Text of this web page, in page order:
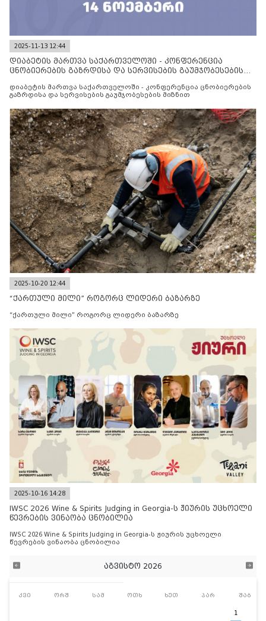
2025-11-13 12:44
დიაბეტის მართვა საქართველოში - კონფერენცია
ცნობიერების გაზრდისა და სერვისების გაუმჯობესების
დიაბეტის მართვა საქართველოში - კონფერენცია ცნობიერების
გაზრდისა და სერვისების გაუმჯობესების მიზნით
2025-10-20 12:44
“ქართული მილი” როგორც ლიდერი ბაზარზე
“ქართული მილი” როგორც ლიდერი ბაზარზე
2025-10-16 14:28
IWSC 2026 Wine & Spirits Judging in Georgia-ს ჟიურის უცხოელი
წევრების ვინაობა ცნობილია
IWSC 2026 Wine & Spirits Judging in Georgia-ს ჟიურის უცხოელი
წევრების ვინაობა ცნობილია
აგვისტო 2026
კვი ორშ სამ ოთხ ხუთ პარ შაბ
1